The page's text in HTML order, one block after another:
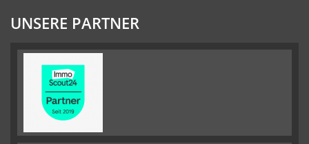
UNSERE PARTNER